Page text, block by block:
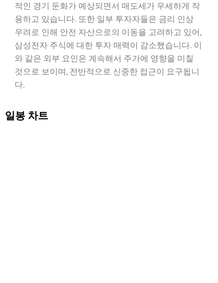
적인 경기 둔화가 예상되면서 매도세가 우세하게 작
용하고 있습니다. 또한 일부 투자자들은 금리 인상
우려로 인해 안전 자산으로의 이동을 고려하고 있어,
삼성전자 주식에 대한 투자 매력이 감소했습니다. 이
와 같은 외부 요인은 계속해서 주가에 영향을 미칠
것으로 보이며, 전반적으로 신중한 접근이 요구됩니
다.
일봉 차트